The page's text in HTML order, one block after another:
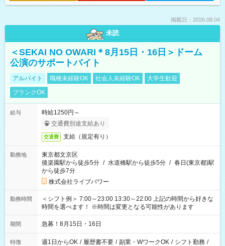
掲載日：2026.08.04
未読
＜SEKAI NO OWARI＊8月15日・16日＞ドーム
公演のサポートバイト
アルバイト 職種未経験OK 社会人未経験OK
大学生歓迎
ブランクOK
給与
時給1250円～
交通費別途支給あり
交通費 支給（規定有り）
勤務地
東京都文京区
後楽園駅から徒歩5分 / 水道橋駅から徒歩5分 / 春日(東京都)駅
から徒歩7分
株式会社ライブパワー
勤務時間
＜シフト例＞ 7:00～23:00 13:30～22:00 上記の時間から好きな
時間を選べます！ ※時間は変更となる可能性があります
期間 急募！8月15日・16日
特徴 週1日からOK / 履歴書不要 / 副業・WワークOK / シフト勤務 /